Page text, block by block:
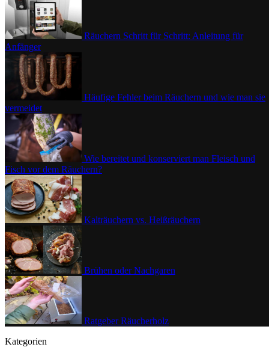
Räuchern Schritt für Schritt: Anleitung für
Anfänger
Häufige Fehler beim Räuchern und wie man sie
vermeidet
Wie bereitet und konserviert man Fleisch und
Fisch vor dem Räuchern?
Kalträuchern vs. Heißräuchern
Brühen oder Nachgaren
Ratgeber Räucherholz
Kategorien